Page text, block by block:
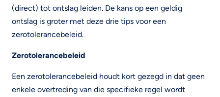
(direct) tot ontslag leiden. De kans op een geldig
ontslag is groter met deze drie tips voor een
zerotolerancebeleid.
Zerotolerancebeleid
Een zerotolerancebeleid houdt kort gezegd in dat geen
enkele overtreding van die specifieke regel wordt